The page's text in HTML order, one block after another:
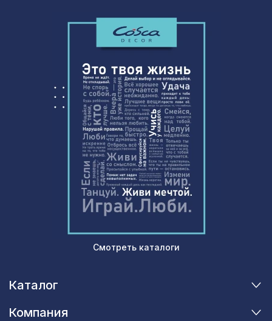
Смотреть каталоги
Каталог
Компания